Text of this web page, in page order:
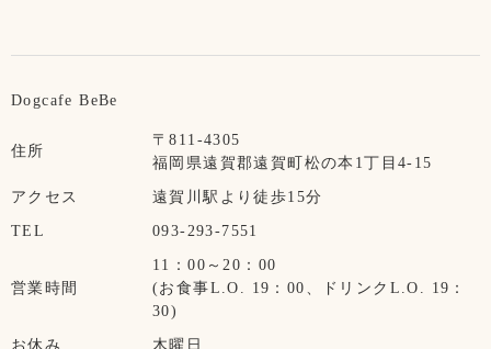
Dogcafe BeBe
住所
〒811-4305
福岡県遠賀郡遠賀町松の本1丁目4-15
アクセス 遠賀川駅より徒歩15分
TEL 093-293-7551
営業時間
11：00～20：00
(お食事L.O. 19：00、ドリンクL.O. 19：
30)
お休み 木曜日